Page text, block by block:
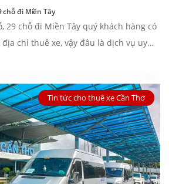
chỗ đi Miền Tây
29 chỗ đi Miền Tây quý khách hàng có
chỉ thuê xe, vậy đâu là dịch vụ uy
Tin tức cho thuê xe Cần Thơ